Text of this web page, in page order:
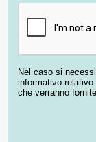
Nel caso si
informativo
che verranno